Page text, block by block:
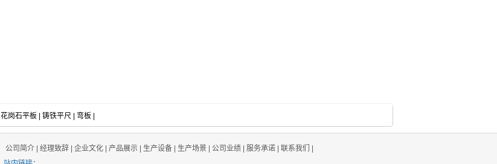
花岗石平板 铸铁平尺 弯板
公司简介 经理致辞 企业文化 产品展示 生产设备 生产场景 公司业绩 服务承诺 联系我们